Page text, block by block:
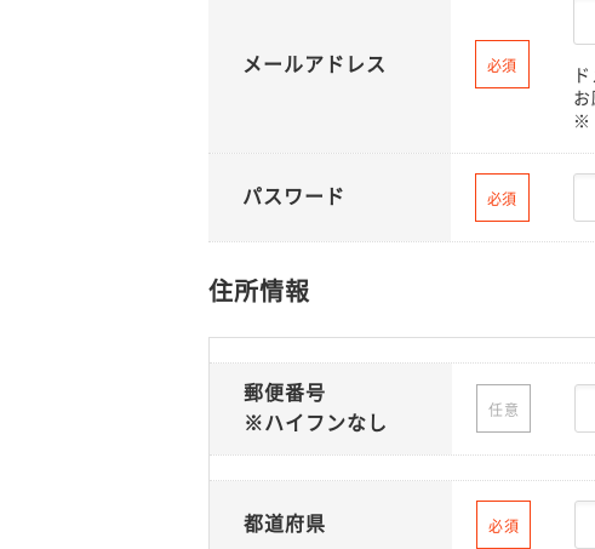
メールアドレス 必須
お
※
パスワード 必須
住所情報
郵便番号
※ハイフンなし
任意
都道府県 必須